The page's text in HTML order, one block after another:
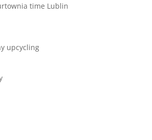
time Lublin
upcycling